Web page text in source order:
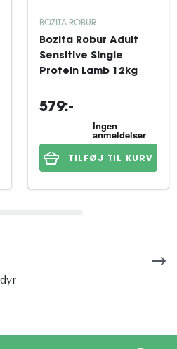
BOZITA ROBUR
Bozita Robur Adult
Sensitive Single
Protein Lamb 12kg
579:-
TILFØJ TIL KURV